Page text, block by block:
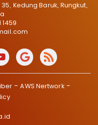
Kedung Baruk, Rungkut,
1459
AWS Nertwork